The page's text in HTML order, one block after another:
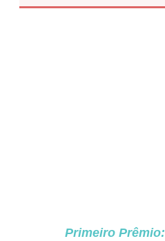
Primeiro Prêmio: